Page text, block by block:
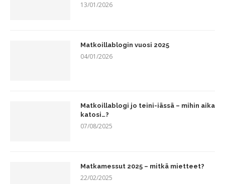
13/01/2026
Matkoillablogin vuosi 2025
04/01/2026
Matkoillablogi jo teini-iässä – mihin aika
katosi…?
07/08/2025
Matkamessut 2025 – mitkä mietteet?
22/02/2025